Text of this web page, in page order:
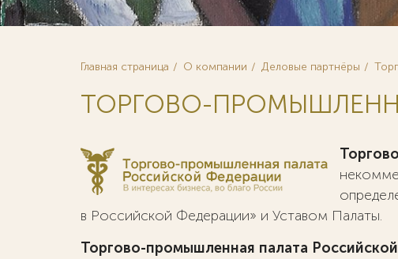
Главная страница О компании Деловые партнёры
ТОРГОВО-
в Российской Федерации» и Уставом Палаты.
Торгово-промышленная палата